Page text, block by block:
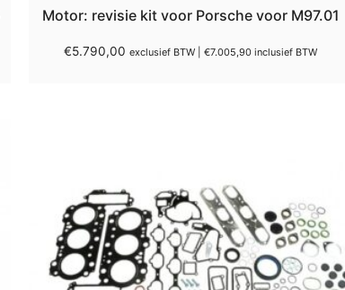
Motor: revisie kit voor Porsche voor M97.01
€5.790,00 exclusief BTW | €7.005,90 inclusief BTW